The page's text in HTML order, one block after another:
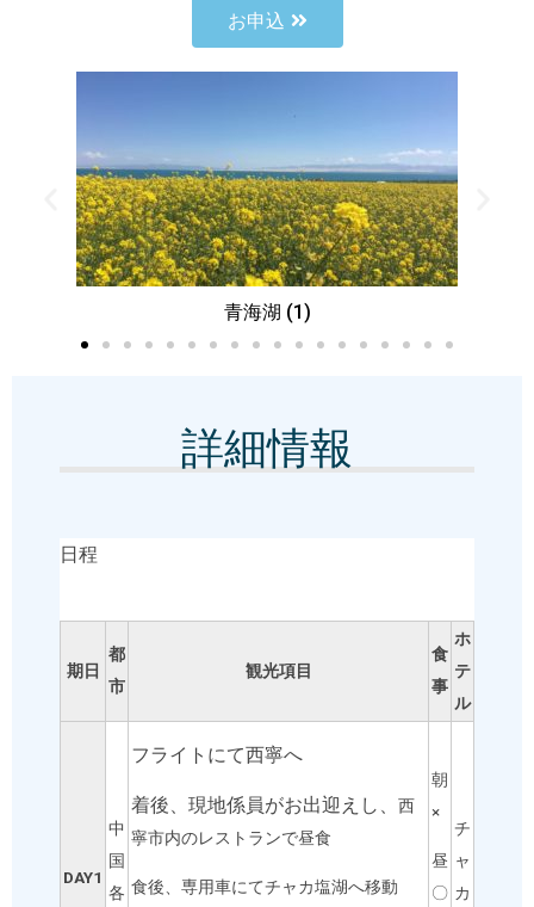
お申込
青海湖 (2)
詳細情報
日程
期日
都
市
観光項目
食
事
ホ
テ
ル
DAY1
中
国
各
フライトにて西寧へ
着後、現地係員がお出迎えし、 西
寧市内のレストランで昼食
食後、専用車にてチャカ塩湖へ移動
朝
×
昼
〇
チ
ャ
カ